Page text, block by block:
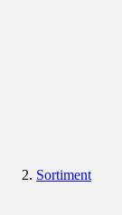
Sortiment